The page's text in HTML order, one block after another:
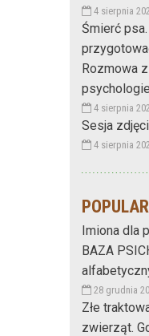
4 sierpnia
Śmierć
Rozmowa
4 sierpnia
Sesja
4 sierpnia
Imiona dla
BAZA
28 grudnia
Złe
zwierząt.